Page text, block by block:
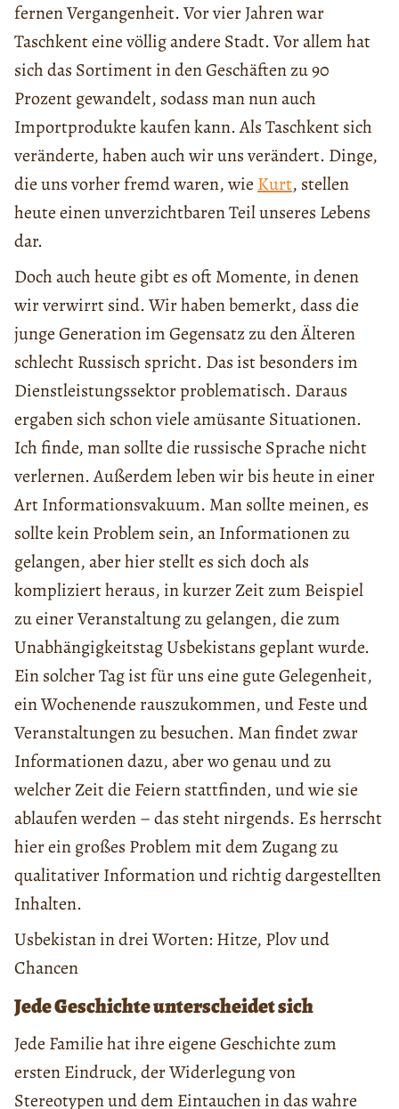
fernen Vergangenheit. Vor vier Jahren war
Taschkent eine völlig andere Stadt. Vor allem hat
sich das Sortiment in den Geschäften zu 90
Prozent gewandelt, sodass man nun auch
Importprodukte kaufen kann. Als Taschkent sich
veränderte, haben auch wir uns verändert. Dinge,
die uns vorher fremd waren, wie Kurt, stellen
heute einen unverzichtbaren Teil unseres Lebens
dar.
Doch auch heute gibt es oft Momente, in denen
wir verwirrt sind. Wir haben bemerkt, dass die
junge Generation im Gegensatz zu den Älteren
schlecht Russisch spricht. Das ist besonders im
Dienstleistungssektor problematisch. Daraus
ergaben sich schon viele amüsante Situationen.
Ich finde, man sollte die russische Sprache nicht
verlernen. Außerdem leben wir bis heute in einer
Art Informationsvakuum. Man sollte meinen, es
sollte kein Problem sein, an Informationen zu
gelangen, aber hier stellt es sich doch als
kompliziert heraus, in kurzer Zeit zum Beispiel
zu einer Veranstaltung zu gelangen, die zum
Unabhängigkeitstag Usbekistans geplant wurde.
Ein solcher Tag ist für uns eine gute Gelegenheit,
ein Wochenende rauszukommen, und Feste und
Veranstaltungen zu besuchen. Man findet zwar
Informationen dazu, aber wo genau und zu
welcher Zeit die Feiern stattfinden, und wie sie
ablaufen werden – das steht nirgends. Es herrscht
hier ein großes Problem mit dem Zugang zu
qualitativer Information und richtig dargestellten
Inhalten.
Usbekistan in drei Worten: Hitze, Plov und
Chancen
Jede Geschichte unterscheidet sich
Jede Familie hat ihre eigene Geschichte zum
ersten Eindruck, der Widerlegung von
Stereotypen und dem Eintauchen in das wahre